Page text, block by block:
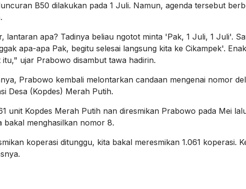
B50 dilakukan pada 1 Juli. Namun, agenda tersebut
lantaran apa? Tadinya beliau ngotot minta 'Pak, 1 Juli, 1 Juli'.
apa-apa Pak, begitu selesai langsung kita ke Cikampek'.
itu," ujar Prabowo disambut tawa hadirin.
Prabowo kembali melontarkan candaan mengenai nomor
Desa (Kopdes) Merah Putih.
unit Kopdes Merah Putih nan diresmikan Prabowo pada Mei
bakal menghasilkan nomor 8.
koperasi ditunggu, kita bakal meresmikan 1.061 koperasi.